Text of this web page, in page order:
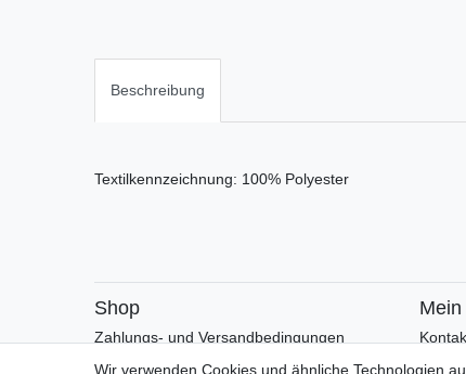
Beschreibung
Textilkennzeichnung: 100% Polyester
Shop
Zahlungs- und Versandbedingungen
Warenkorb
Wir verwenden Cookies und ähnliche Technologien